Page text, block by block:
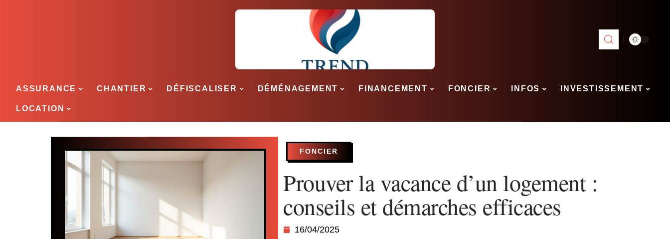
ASSURANCE CHANTIER DÉFISCALISER DÉMÉNAGEMENT FINANCEMENT FONCIER INFOS INVESTISSEMENT
LOCATION
FONCIER
Prouver la vacance d’un logement :
conseils et démarches efficaces
16/04/2025